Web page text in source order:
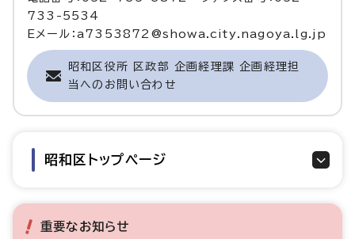
733-5534
Eメール：a7353872@showa.city.nagoya.lg.jp
昭和区役所 区政部 企画経理課 企画経理担
当へのお問い合わせ
昭和区トップページ
重要なお知らせ